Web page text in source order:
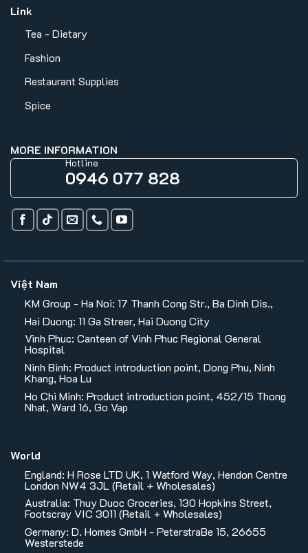
Link
Tea - Dietary
Fashion
Restaurant Supplies
Spice
MORE INFORMATION
Hotline
0946 077 828
Việt Nam
KM Group - Ha Noi: 17 Thanh Cong Str., Ba Dinh Dis.,
Hai Duong: 11 Ga Streer, Hai Duong City
Vinh Phuc: Canteen of Vinh Phuc Regional General
Hospital
Ninh Binh: Product introduction point, Dong Phu, Ninh
Khang, Hoa Lu
Ho Chi Minh: Product introduction point, 452/15 Thong
Nhat, Ward 16, Go Vap
World
England: H Rose LTD UK, 1 Watford Way, Hendon Centre
London NW4 3JL (Retail + Wholesales)
Australia: Thuy Duoc Groceries, 130 Hopkins Street,
Footscray VIC 3011 (Retail + Wholesales)
Germany: D. Homes GmbH - PeterstraBe 15, 26655
Westerstede